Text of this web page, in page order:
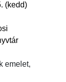
(kedd)
emelet,